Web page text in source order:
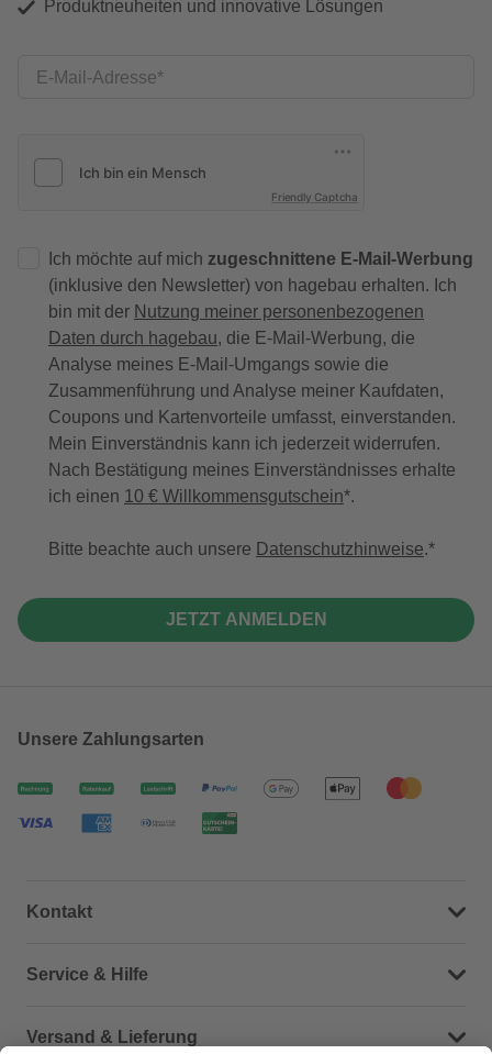
Produktneuheiten und innovative Lösungen
E-Mail-Adresse
Friendly Captcha
Ich möchte auf mich zugeschnittene E-Mail-Werbung
(inklusive den Newsletter) von hagebau erhalten. Ich
bin mit der Nutzung meiner personenbezogenen
Daten durch hagebau, die E-Mail-Werbung, die
Analyse meines E-Mail-Umgangs sowie die
Zusammenführung und Analyse meiner Kaufdaten,
Coupons und Kartenvorteile umfasst, einverstanden.
Mein Einverständnis kann ich jederzeit widerrufen.
Nach Bestätigung meines Einverständnisses erhalte
ich einen 10 € Willkommensgutschein*.
Bitte beachte auch unsere Datenschutzhinweise.
JETZT ANMELDEN
Unsere Zahlungsarten
Kontakt
Dein Kontakt zu uns
Service & Hilfe
Häufige Fragen (FAQ)
Versand & Lieferung